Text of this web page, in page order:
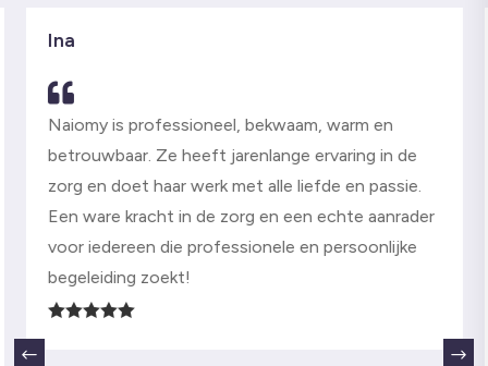
Ina

Naiomy is professioneel, bekwaam, warm en
betrouwbaar. Ze heeft jarenlange ervaring in de
zorg en doet haar werk met alle liefde en passie.
Een ware kracht in de zorg en een echte aanrader
voor iedereen die professionele en persoonlijke
begeleiding zoekt!

# $